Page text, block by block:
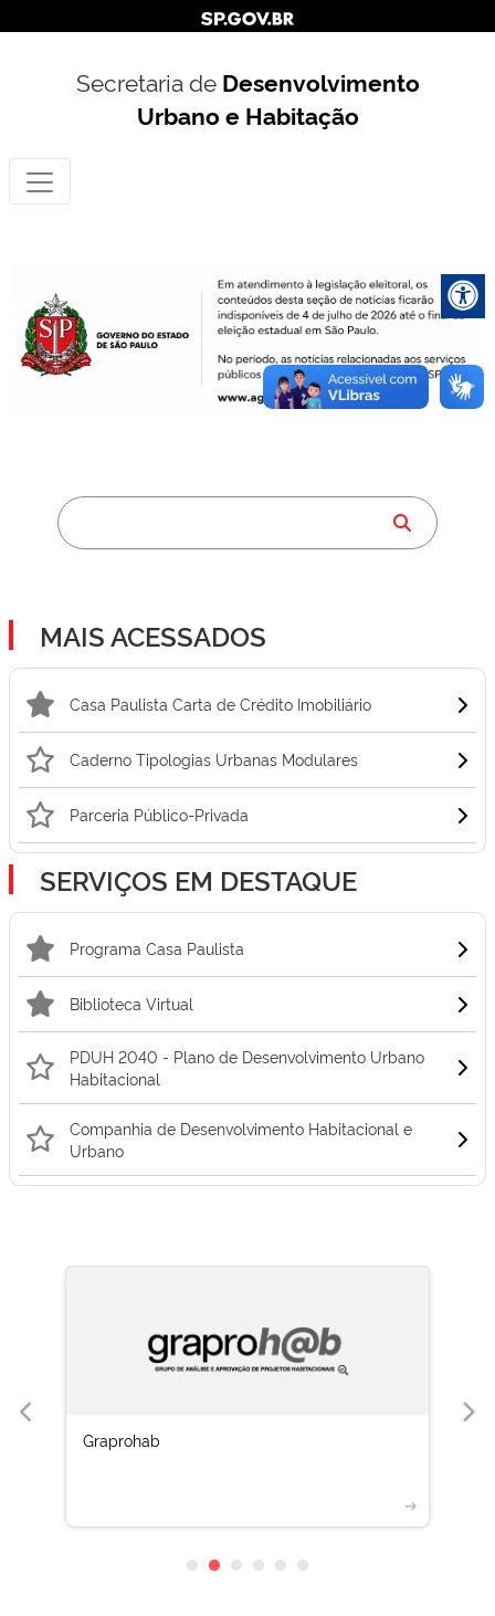
Secretaria de Desenvolvimento
Urbano e Habitação
MAIS ACESSADOS
Casa Paulista Carta de Crédito Imobiliário
Caderno Tipologias Urbanas Modulares
Parceria Público-Privada
SERVIÇOS EM DESTAQUE
Programa Casa Paulista
Biblioteca Virtual
PDUH 2040 - Plano de Desenvolvimento Urbano
Habitacional
Companhia de Desenvolvimento Habitacional e
Urbano
Graprohab
➔